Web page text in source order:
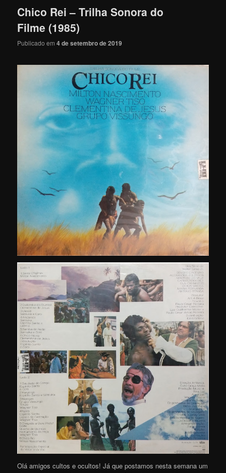
Chico Rei – Trilha Sonora do
Filme (1985)
Publicado em4 de setembro de 2019
Olá amigos cultos e ocultos! Já que postamos nesta semana um